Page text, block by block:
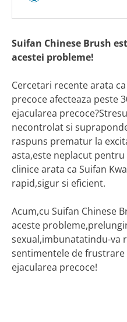
Suifan Chinese Brush
acestei probleme!
Cercetari recente arata
precoce afecteaza peste
ejacularea
necontrolat si
raspuns prematur la
asta,este neplacut
clinice arata ca Suifan
rapid,sigur si eficient.
Acum,cu Suifan Chinese
aceste
sexual,imbunatatindu-va
sentimentele de frustrare
ejacularea precoce!